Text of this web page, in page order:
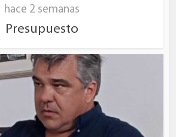
hace 2 semanas
Presupuesto